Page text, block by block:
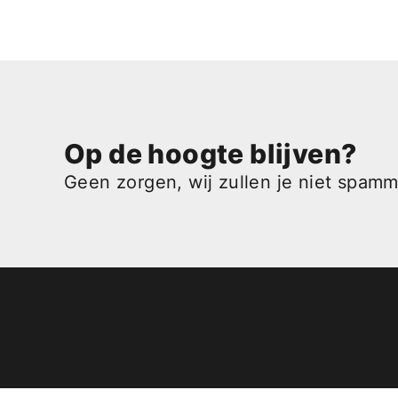
Op de hoogte blijven?
Geen zorgen, wij zullen je niet